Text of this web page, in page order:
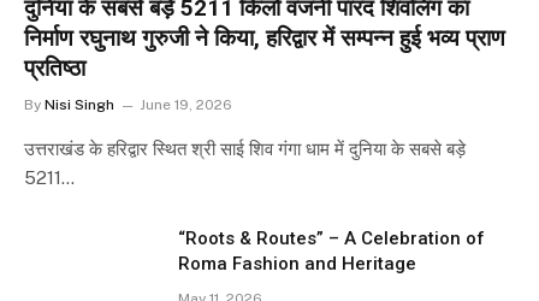
दुनिया के सबसे बड़े 5211 किलो वजनी पारद शिवलिंग का
निर्माण रघुनाथ गुरुजी ने किया, हरिद्वार में सम्पन्न हुई भव्य प्राण
प्रतिष्ठा
By Nisi Singh June 19, 2026
उत्तराखंड के हरिद्वार स्थित श्री साई शिव गंगा धाम में दुनिया के सबसे बड़े
5211…
“Roots & Routes” – A Celebration of
Roma Fashion and Heritage